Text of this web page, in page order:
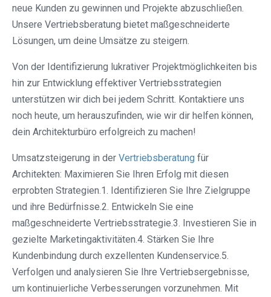
neue Kunden zu gewinnen und Projekte abzuschließen.
Unsere Vertriebsberatung bietet maßgeschneiderte
Lösungen, um deine Umsätze zu steigern.
Von der Identifizierung lukrativer Projektmöglichkeiten bis
hin zur Entwicklung effektiver Vertriebsstrategien
unterstützen wir dich bei jedem Schritt. Kontaktiere uns
noch heute, um herauszufinden, wie wir dir helfen können,
dein Architekturbüro erfolgreich zu machen!
Umsatzsteigerung in der Vertriebsberatung für
Architekten: Maximieren Sie Ihren Erfolg mit diesen
erprobten Strategien.1. Identifizieren Sie Ihre Zielgruppe
und ihre Bedürfnisse.2. Entwickeln Sie eine
maßgeschneiderte Vertriebsstrategie.3. Investieren Sie in
gezielte Marketingaktivitäten.4. Stärken Sie Ihre
Kundenbindung durch exzellenten Kundenservice.5.
Verfolgen und analysieren Sie Ihre Vertriebsergebnisse,
um kontinuierliche Verbesserungen vorzunehmen. Mit